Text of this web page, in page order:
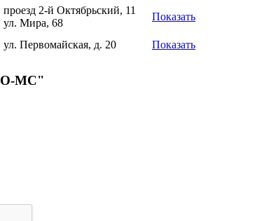
2-й Октябрьский, 11
ул. Мира, 68
Показать
ул. Первомайская, д. 20 Показать
МС"